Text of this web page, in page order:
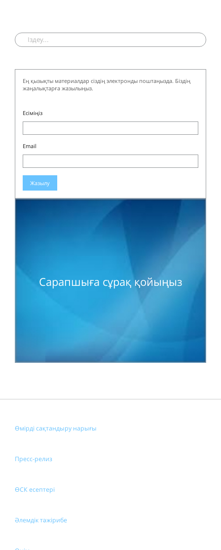
Ең қызықты материалдар сіздің электронды поштаңызда. Біздің
жаңалықтарға жазылыңыз.
Есіміңіз
Email
Жазылу
Сарапшыға сұрақ қойыңыз
Өмірді сақтандыру нарығы
Пресс-релиз
ӨСК есептері
Әлемдік тәжірибе